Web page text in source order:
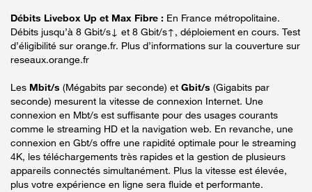
Débits Livebox Up et Max Fibre : En France métropolitaine.
Débits jusqu’à 8 Gbit/s↓ et 8 Gbit/s↑, déploiement en cours. Test
d’éligibilité sur orange.fr. Plus d’informations sur la couverture sur
reseaux.orange.fr
Les Mbit/s (Mégabits par seconde) et Gbit/s (Gigabits par
seconde) mesurent la vitesse de connexion Internet. Une
connexion en Mbt/s est suffisante pour des usages courants
comme le streaming HD et la navigation web. En revanche, une
connexion en Gbt/s offre une rapidité optimale pour le streaming
4K, les téléchargements très rapides et la gestion de plusieurs
appareils connectés simultanément. Plus la vitesse est élevée,
plus votre expérience en ligne sera fluide et performante.